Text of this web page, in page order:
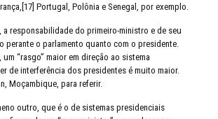
Portugal, Polônia e Senegal, por exemplo.
responsabilidade do primeiro-ministro e de seu
perante o parlamento quanto com o presidente.
“rasgo” maior em direção ao sistema
de interferência dos presidentes é muito maior.
Moçambique, para referir.
outro, que é o de sistemas presidenciais